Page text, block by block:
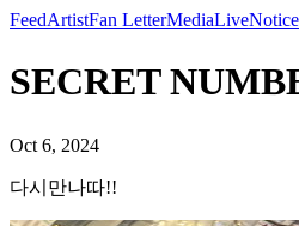
FeedArtistFan LetterMediaLiveNotice
SECRET
Oct 6, 2024
다시만나따!!